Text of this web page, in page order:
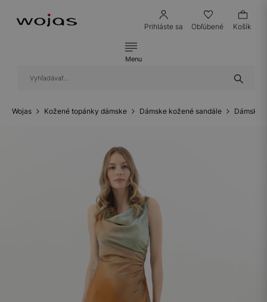
Prihláste sa Obľúbené Košík
Menu
Wojas Kožené topánky dámske Dámske kožené sandále Dámske